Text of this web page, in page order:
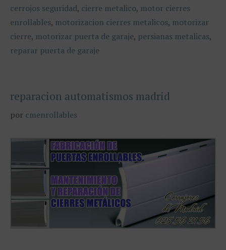
cerrojos seguridad, cierre metalico, motor cierres
enrollables, motorizacion cierres metalicos, motorizar
cierre, motorizar puerta de garaje, persianas metalicas,
reparar puerta de garaje
reparacion automatismos madrid
por cmenrollables